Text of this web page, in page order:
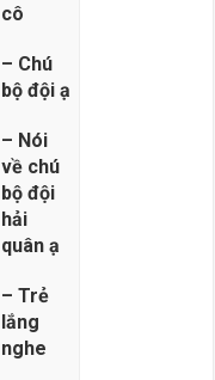
cô
– Chú
bộ đội ạ
– Nói
về chú
bộ đội
hải
quân ạ
– Trẻ
lắng
nghe